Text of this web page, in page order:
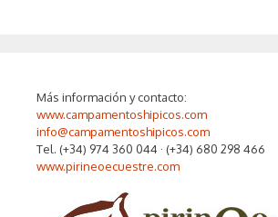
Más información y contacto:
www.campamentoshipicos.com
info@campamentoshipicos.com
Tel. (+34) 974 360 044 · (+34) 680 298 466
www.pirineoecuestre.com